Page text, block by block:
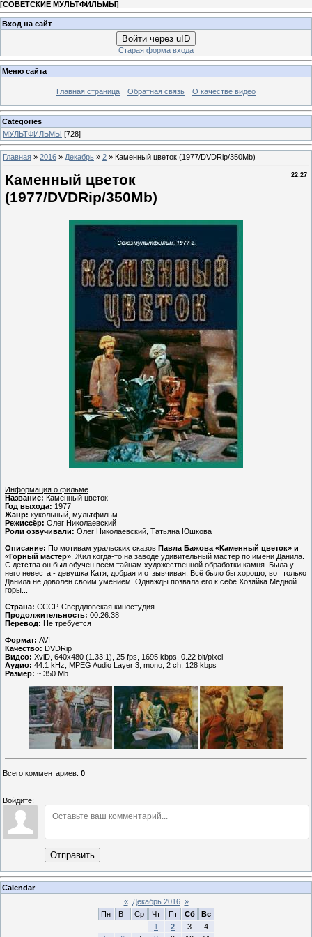
[СОВЕТСКИЕ МУЛЬТФИЛЬМЫ]
Вход на сайт
Войти через uID
Старая форма входа
Меню сайта
Главная страница Обратная связь О качестве видео
Categories
МУЛЬТФИЛЬМЫ [728]
Главная » 2016 » Декабрь » 2 » Каменный цветок (1977/DVDRip/350Mb)
22:27
Каменный цветок
(1977/DVDRip/350Mb)
Информация о фильме
Название: Каменный цветок
Год выхода: 1977
Жанр: кукольный, мультфильм
Режиссёр: Олег Николаевский
Роли озвучивали: Олег Николаевский, Татьяна Юшкова
Описание: По мотивам уральских сказов Павла Бажова «Каменный цветок» и
«Горный мастер» . Жил когда-то на заводе удивительный мастер по имени Данила.
С детства он был обучен всем тайнам художественной обработки камня. Была у
него невеста - девушка Катя, добрая и отзывчивая. Всё было бы хорошо, вот только
Данила не доволен своим умением. Однажды позвала его к себе Хозяйка Медной
горы...
Страна: СССР, Свердловская киностудия
Продолжительность: 00:26:38
Перевод: Не требуется
Формат: AVI
Качество: DVDRip
Видео: XviD, 640x480 (1.33:1), 25 fps, 1695 kbps, 0.22 bit/pixel
Аудио: 44.1 kHz, MPEG Audio Layer 3, mono, 2 ch, 128 kbps
Размер: ~ 350 Mb
Всего комментариев: 0
Войдите:
Отправить
Calendar
«
Декабрь 2016 »
Пн
Вт Ср Чт Пт Сб
Вс
1
2 3
4